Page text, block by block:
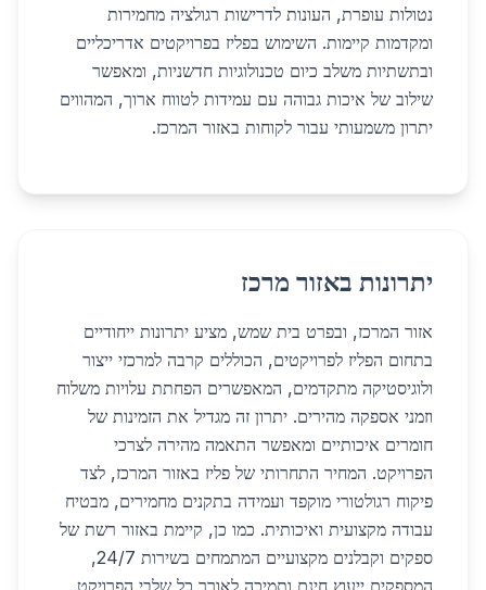
נטולות עופרת, העונות לדרישות רגולציה מחמירות
ומקדמות קיימות. השימוש בפליז בפרויקטים אדריכליים
ובתשתיות משלב כיום טכנולוגיות חדשניות, ומאפשר
שילוב של איכות גבוהה עם עמידות לטווח ארוך, המהווים
יתרון משמעותי עבור לקוחות באזור המרכז.
יתרונות באזור מרכז
אזור המרכז, ובפרט בית שמש, מציע יתרונות ייחודיים
בתחום הפליז לפרויקטים, הכוללים קרבה למרכזי ייצור
ולוגיסטיקה מתקדמים, המאפשרים הפחתת עלויות משלוח
וזמני אספקה מהירים. יתרון זה מגדיל את הזמינות של
חומרים איכותיים ומאפשר התאמה מהירה לצרכי
הפרויקט. המחיר התחרותי של פליז באזור המרכז, לצד
פיקוח רגולטורי מוקפד ועמידה בתקנים מחמירים, מבטיח
עבודה מקצועית ואיכותית. כמו כן, קיימת באזור רשת של
ספקים וקבלנים מקצועיים המתמחים בשירות 24/7,
המספקים ייעוץ חינם ותמיכה לאורך כל שלבי הפרויקט.